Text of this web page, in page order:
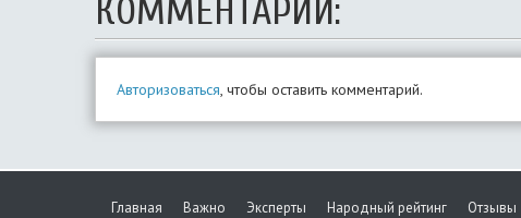
КОММЕНТАРИИ:
Авторизоваться, чтобы оставить комментарий.
Главная Важно Эксперты Народный рейтинг Отзывы